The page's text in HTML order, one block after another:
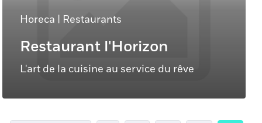
Horeca | Restaurants
Restaurant l'Horizon
L'art de la cuisine au service du rêve